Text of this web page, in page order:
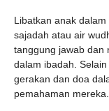
Libatkan anak
sajadah atau air
tanggung jawab dan
dalam ibadah.
gerakan dan doa
pemahaman mereka.